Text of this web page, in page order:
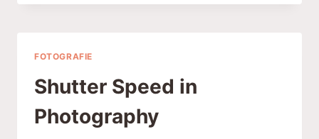
FOTOGRAFIE
Shutter Speed in
Photography